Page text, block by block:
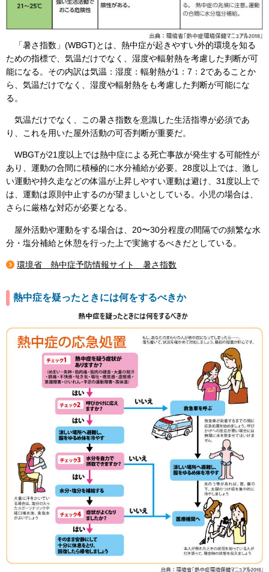
「暑さ指数」(WBGT)とは、熱中症が起きやすい外的環境を知る
ための指標で、気温だけでなく、湿度や輻射熱を考慮した判断が可
能になる。その内訳は気温：湿度：輻射熱が1：7：2であることか
ら、気温だけでなく、湿度や輻射熱をも考慮した判断が可能にな
る。
気温だけでなく、この暑さ指数を意識した生活指導が必須であ
り、これを用いた屋外活動の可否判断が重要だ。
WBGTが21度以上では熱中症による死亡事故が発生する可能性が
あり、運動の合間に積極的に水分補給が必要。28度以上では、激し
い運動や持久走などの体温が上昇しやすい運動は避け、31度以上で
は、運動は原則中止するのが望ましいとしている。小児の場合は、
さらに厳格な対応が必要となる。
屋外活動や運動をする場合は、20〜30分程度の間隔での頻繁な水
分・塩分補給と休憩を行った上で実施するべきだとしている。
環境省 熱中症予防情報サイト 暑さ指数
熱中症を疑ったときには何をするべきか